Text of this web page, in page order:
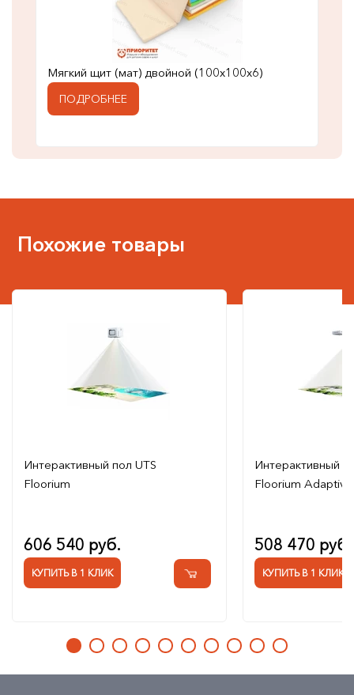
Мягкий щит (мат) двойной (100х100х6)
ПОДРОБНЕЕ
Похожие товары
Интерактивный пол UTS
Floorium
606 540 руб.
КУПИТЬ В 1 КЛИК
Интерактивный
Floorium Adaptive
508 470 руб.
КУПИТЬ В 1 КЛИК